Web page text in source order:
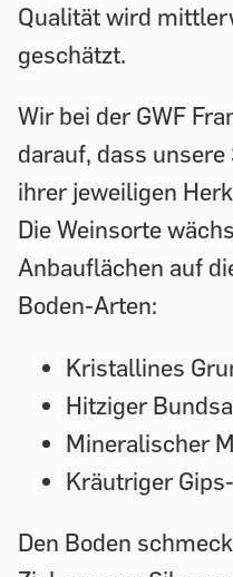
Qualität wird
geschätzt.
Wir bei der GWF
darauf, dass unsere
ihrer jeweiligen
Die Weinsorte
Anbauflächen auf
Boden-Arten:
Kristallines
Hitziger
Mineralischer
Kräutriger
Den Boden